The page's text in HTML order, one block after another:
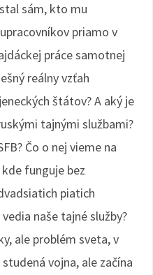
sám, kto mu
priamo v
práce samotnej
reálny vzťah
štátov? A aký je
tajnými službami?
Čo o nej vieme na
funguje bez
piatich
naše tajné služby?
ale problém sveta, v
vojna, ale začína